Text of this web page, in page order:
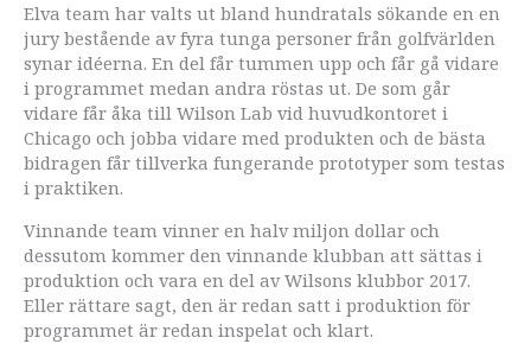
Elva team har valts ut bland hundratals sökande en en
jury bestående av fyra tunga personer från golfvärlden
synar idéerna. En del får tummen upp och får gå vidare
i programmet medan andra röstas ut. De som går
vidare får åka till Wilson Lab vid huvudkontoret i
Chicago och jobba vidare med produkten och de bästa
bidragen får tillverka fungerande prototyper som testas
i praktiken.
Vinnande team vinner en halv miljon dollar och
dessutom kommer den vinnande klubban att sättas i
produktion och vara en del av Wilsons klubbor 2017.
Eller rättare sagt, den är redan satt i produktion för
programmet är redan inspelat och klart.